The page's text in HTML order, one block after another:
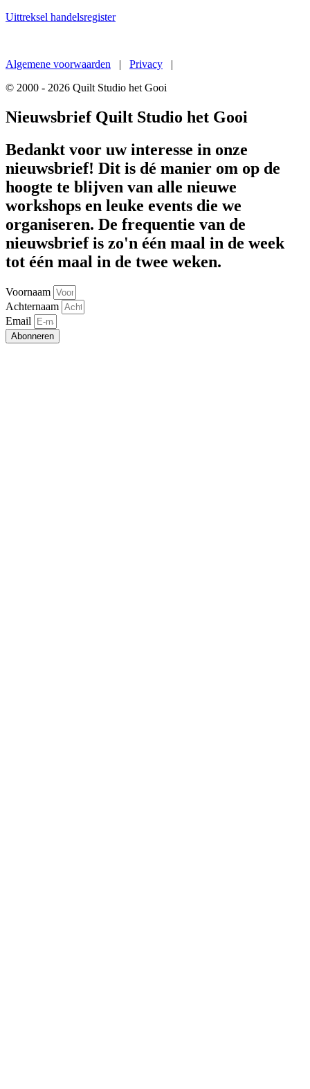
Uittreksel handelsregister
Algemene voorwaarden | Privacy |
© 2000 - 2026 Quilt Studio het Gooi
Nieuwsbrief Quilt Studio het Gooi
Bedankt voor uw interesse in onze
nieuwsbrief! Dit is dé manier om op de
hoogte te blijven van alle nieuwe
workshops en leuke events die we
organiseren. De frequentie van de
nieuwsbrief is zo'n één maal in de week
tot één maal in de twee weken.
Voornaam
Achternaam
Email
Abonneren